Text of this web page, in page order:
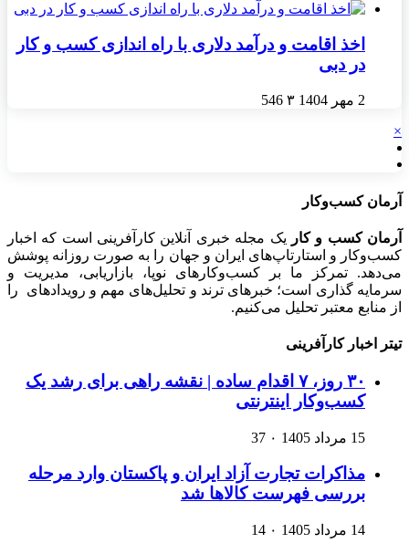
اخذ اقامت و درآمد دلاری با راه اندازی کسب و کار
در دبی
2 مهر 1404 ۳ 546
×
آرمان کسب‌وکار
آرمان کسب و کار
یک مجله خبری آنلاین کارآفرینی است که اخبار
کسب‌وکار و استارتاپ‌های ایران و جهان را به صورت روزانه پوشش
می‌دهد. تمرکز ما بر کسب‌وکارهای نوپا، بازاریابی، مدیریت و
سرمایه گذاری است؛ خبرهای ترند و تحلیل‌های مهم و رویدادهای را
از منابع معتبر تحلیل می‌کنیم.
تیتر اخبار کارآفرینی
۳۰ روز، ۷ اقدام ساده | نقشه راهی برای رشد یک
کسب‌وکار اینترنتی
15 مرداد 1405 ۰ 37
مذاکرات تجارت آزاد ایران و پاکستان وارد مرحله
بررسی فهرست کالاها شد
14 مرداد 1405 ۰ 14